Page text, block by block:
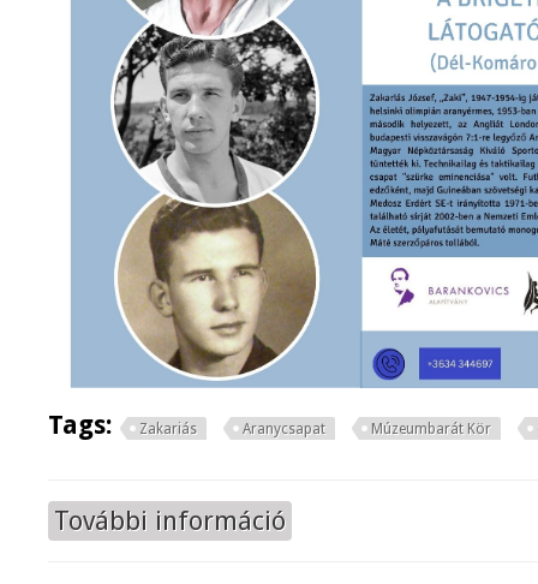
Tags: Zakariás Aranycsapat Múzeumbarát Kör
További információ